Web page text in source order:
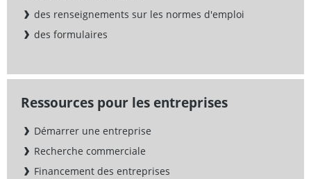
des renseignements sur les normes d'emploi
des formulaires
Ressources pour les entreprises
Démarrer une entreprise
Recherche commerciale
Financement des entreprises